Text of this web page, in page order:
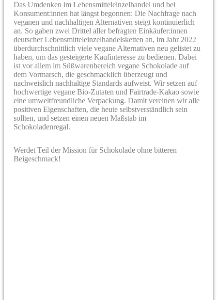
Das Umdenken im Lebensmitteleinzelhandel und bei
Konsument:innen hat längst begonnen: Die Nachfrage nach
veganen und nachhaltigen Alternativen steigt kontinuierlich
an. So gaben zwei Drittel aller befragten Einkäufer:innen
deutscher Lebensmitteleinzelhandelsketten an, im Jahr 2022
überdurchschnittlich viele vegane Alternativen neu gelistet zu
haben, um das gesteigerte Kaufinteresse zu bedienen. Dabei
ist vor allem im Süßwarenbereich vegane Schokolade auf
dem Vormarsch, die geschmacklich überzeugt und
nachweislich nachhaltige Standards aufweist. Wir setzen auf
hochwertige vegane Bio-Zutaten und Fairtrade-Kakao sowie
eine umweltfreundliche Verpackung. Damit vereinen wir alle
positiven Eigenschaften, die heute selbstverständlich sein
sollten, und setzen einen neuen Maßstab im
Schokoladenregal.
Werdet Teil der Mission für Schokolade ohne bitteren
Beigeschmack!